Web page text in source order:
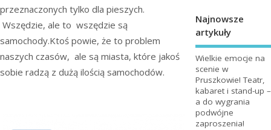
przeznaczonych tylko dla pieszych.
Wszędzie, ale to wszędzie są
samochody.Ktoś powie, że to problem
naszych czasów, ale są miasta, które jakoś
sobie radzą z dużą ilością samochodów.
Najnowsze
artykuły
Wielkie emocje na
scenie w
Pruszkowie! Teatr,
kabaret i stand-up –
a do wygrania
podwójne
zaproszenia!